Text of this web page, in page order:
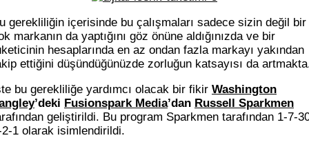
gerekliliğin içerisinde bu çalışmaları sadece sizin değil bir
markanın da yaptığını göz önüne aldığınızda ve bir
hesaplarında en az ondan fazla markayı yakından
ettiğini düşündüğünüzde zorluğun katsayısı da
bu gerekliliğe yardımcı olacak bir fikir Washington
’deki Fusionspark Media’dan Russell Sparkmen
geliştirildi. Bu program Sparkmen tarafından 1-7-
1 olarak isimlendirildi.